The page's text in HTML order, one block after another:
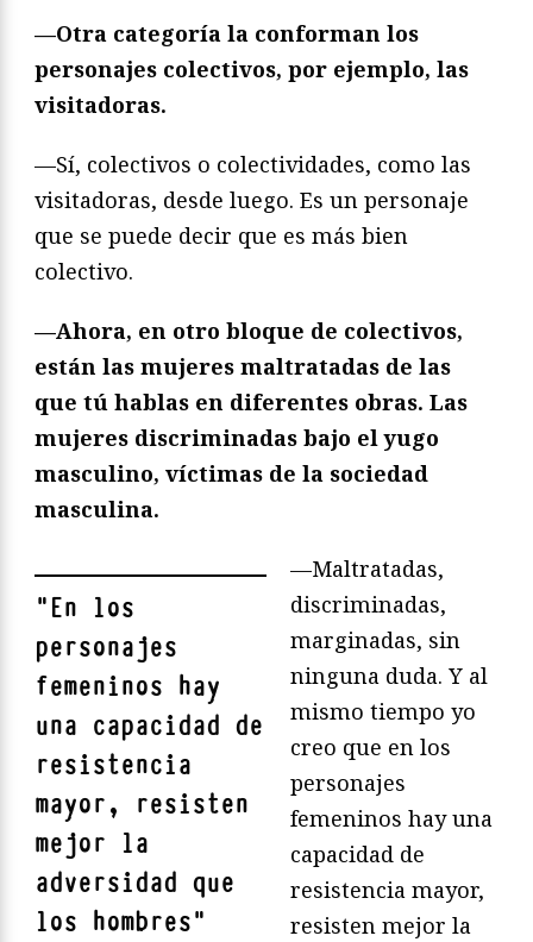
—Otra categoría la conforman los
personajes colectivos, por ejemplo, las
visitadoras.
—Sí, colectivos o colectividades, como las
visitadoras, desde luego. Es un personaje
que se puede decir que es más bien
colectivo.
—Ahora, en otro bloque de colectivos,
están las mujeres maltratadas de las
que tú hablas en diferentes obras. Las
mujeres discriminadas bajo el yugo
masculino, víctimas de la sociedad
masculina.
"En los
personajes
femeninos hay
una capacidad de
resistencia
mayor, resisten
mejor la
adversidad que
los hombres"
—Maltratadas,
discriminadas,
marginadas, sin
ninguna duda. Y al
mismo tiempo yo
creo que en los
personajes
femeninos hay una
capacidad de
resistencia mayor,
resisten mejor la